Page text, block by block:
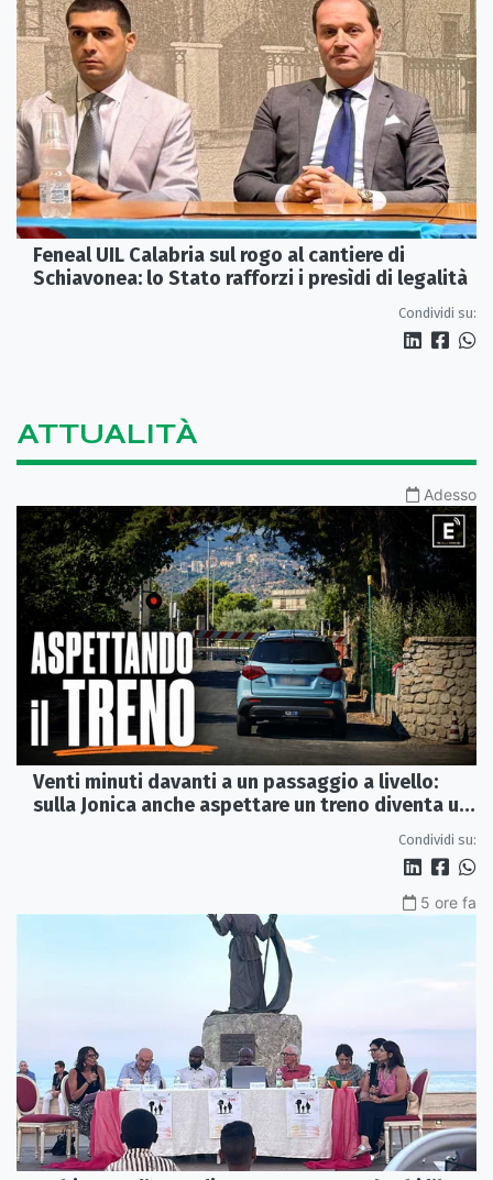
Feneal UIL Calabria sul rogo al cantiere di
Schiavonea: lo Stato rafforzi i presìdi di legalità
Condividi su:
ATTUALITÀ
Adesso
Venti minuti davanti a un passaggio a livello:
sulla Jonica anche aspettare un treno diventa un
Condividi su:
5 ore fa